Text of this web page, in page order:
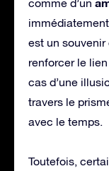
comme d’un
est un
renforcer le
cas d’une
travers le
avec le temps.
Toutefois,